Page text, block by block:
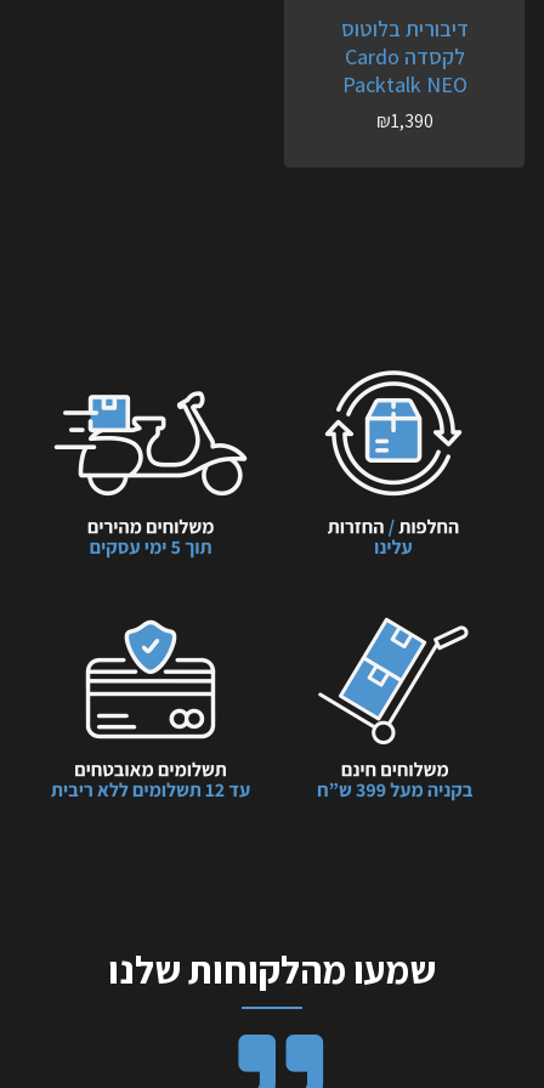
דיבורית בלוטוס
לקסדה Cardo
Packtalk NEO
₪1,390
שמעו מהלקוחות שלנו